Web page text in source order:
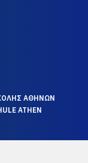
ΑΘΗΝΩΝ
ATHEN